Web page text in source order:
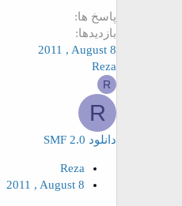
پاسخ ها
بازدیدها
2011 , August 8
Reza
R
R
دانلود SMF 2.0
Reza
2011 , August 8